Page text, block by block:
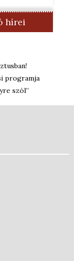
hírei
programja
szól”